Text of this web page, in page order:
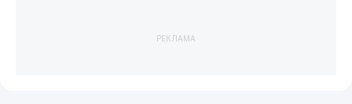
РЕКЛАМА